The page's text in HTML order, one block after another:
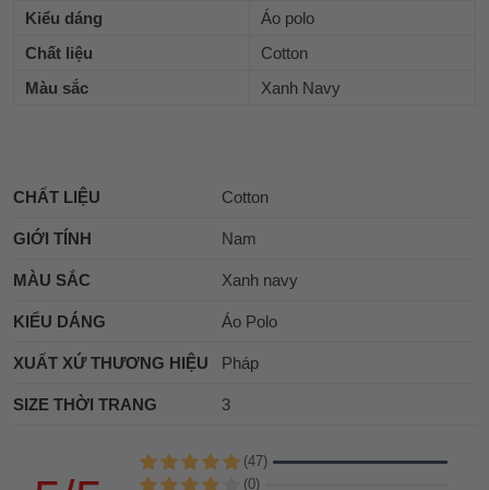
Kiểu dáng
Áo polo
Chất liệu
Cotton
Màu sắc
Xanh Navy
CHẤT LIỆU Cotton
GIỚI TÍNH Nam
MÀU SẮC Xanh navy
KIỂU DÁNG Áo Polo
XUẤT XỨ THƯƠNG HIỆU Pháp
SIZE THỜI TRANG 3
(47)
(0)